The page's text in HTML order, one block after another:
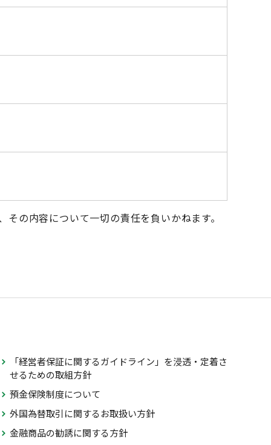
の内容について一切の責任を負いかねます。
「経営者保証に関するガイドライン」を浸透・定着さ
せるための取組方針
預金保険制度について
外国為替取引に関するお取扱い方針
金融商品の勧誘に関する方針